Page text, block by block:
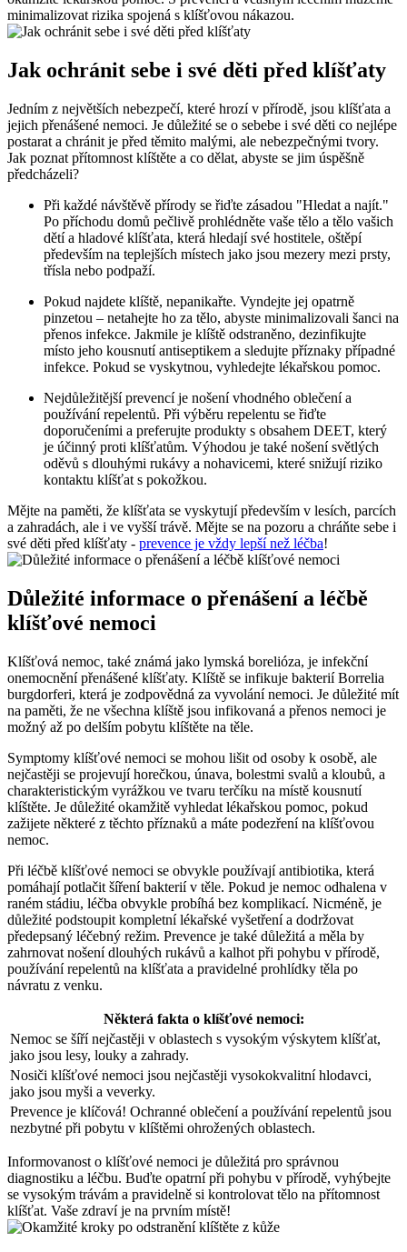
⁤minimalizovat rizika spojená s klíšťovou nákazou.
Jak ochránit sebe i své děti před klíšťaty
Jedním z‌ největších nebezpečí, které hrozí v přírodě, jsou klíšťata a
jejich přenášené nemoci. Je důležité se o sebebe i své děti co nejlépe
postarat a chránit je⁢ před​ těmito malými, ale nebezpečnými tvory.
Jak​ poznat přítomnost klíštěte a co dělat, abyste⁢ se jim úspěšně
předcházeli?
Při každé návštěvě ⁤přírody se řiďte zásadou "Hledat ‍a najít."
Po příchodu domů ⁢pečlivě prohlédněte vaše tělo a tělo vašich‌
dětí a hladové klíšťata, která hledají své hostitele, oštěpí
především na teplejších místech jako jsou mezery mezi​ prsty,
třísla nebo podpaží.
Pokud najdete klíště, nepanikařte. Vyndejte jej ⁤opatrně
pinzetou – netahejte ⁣ho za tělo, abyste minimalizovali šanci na
přenos infekce. Jakmile je klíště odstraněno, ‌dezinfikujte
místo jeho kousnutí antiseptikem⁣ a sledujte příznaky případné
⁢infekce.⁤ Pokud se vyskytnou, vyhledejte⁤ lékařskou pomoc.
Nejdůležitější prevencí je nošení vhodného oblečení a
používání repelentů. Při výběru repelentu se řiďte
doporučeními⁣ a preferujte produkty s obsahem DEET, který
je účinný proti ⁣klíšťatům. Výhodou je také nošení světlých
oděvů s dlouhými rukávy a nohavicemi, které snižují riziko
kontaktu klíšťat s pokožkou.
Mějte na paměti, že klíšťata se vyskytují především v lesích, parcích
a zahradách, ale i ve⁢ vyšší trávě. Mějte ‌se na pozoru a chráňte ‌sebe i
své děti před klíšťaty -‌ prevence je vždy lepší než léčba!
Důležité informace o přenášení a léčbě
klíšťové nemoci
Klíšťová nemoc, také známá jako lymská borelióza, je ⁢infekční ​
onemocnění přenášené klíšťaty. Klíště se infikuje bakterií Borrelia
burgdorferi, která je zodpovědná za vyvolání ‍nemoci. ‍Je důležité mít
na paměti, že ne všechna klíště jsou infikovaná a přenos nemoci je
možný až‍ po delším ⁢pobytu klíštěte na těle. ‌
Symptomy klíšťové nemoci se mohou lišit od osoby k osobě, ale
nejčastěji se projevují horečkou,⁤ únava, bolestmi svalů a kloubů, a
charakteristickým vyrážkou ve tvaru terčíku na místě kousnutí
klíštěte. Je důležité okamžitě vyhledat lékařskou pomoc, pokud
zažijete některé z těchto příznaků‍ a máte podezření na klíšťovou
nemoc.
Při léčbě⁢ klíšťové ⁣nemoci se obvykle používají ⁤antibiotika, která
pomáhají potlačit šíření bakterií v‍ těle. Pokud je nemoc odhalena v
raném stádiu, léčba obvykle ⁤probíhá bez‍ komplikací. Nicméně, je
‍důležité podstoupit kompletní lékařské vyšetření ⁤a⁤ dodržovat
předepsaný léčebný režim. Prevence je také důležitá a měla by
zahrnovat nošení dlouhých rukávů a kalhot při pohybu v přírodě,
používání⁢ repelentů na ‌klíšťata a pravidelné prohlídky těla po
návratu z venku.
Některá fakta‍ o klíšťové nemoci:
Nemoc se ⁣šíří nejčastěji v oblastech s vysokým výskytem klíšťat,
jako jsou lesy, louky a‌ zahrady.
Nosiči klíšťové ⁣nemoci jsou nejčastěji vysokokvalitní ‌hlodavci,
jako jsou myši a veverky.
Prevence je klíčová! Ochranné oblečení a používání repelentů jsou
nezbytné při pobytu v klíštěmi ohrožených⁤ oblastech.
Informovanost o klíšťové nemoci je důležitá pro správnou
diagnostiku a ⁣léčbu. ⁢Buďte opatrní při pohybu v přírodě, vyhýbejte
se vysokým trávám a pravidelně si kontrolovat tělo na přítomnost
klíšťat. Vaše zdraví je na prvním místě!